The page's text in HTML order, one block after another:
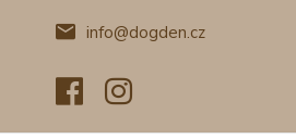
info@dogden.cz